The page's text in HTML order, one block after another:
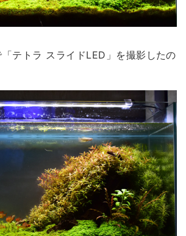
テトラ スライドLED」を撮影したの